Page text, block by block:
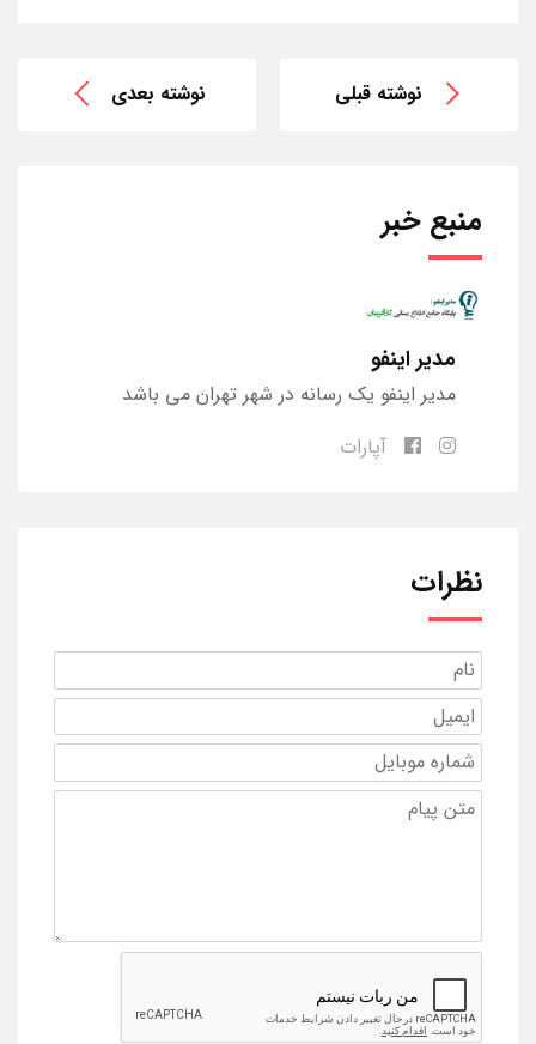
نوشته قبلی نوشته بعدی
منبع خبر
مدیر اینفو
مدیر اینفو یک رسانه در شهر تهران می باشد
آپارات
نظرات